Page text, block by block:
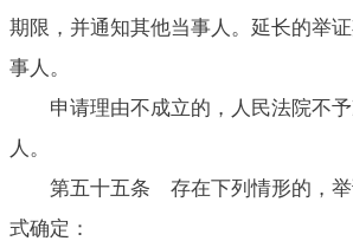
期限，并通知其他当事人。延长的举
事人。
申请理由不成立的，人民法院不
人。
第五十五条 存在下列情形的，
式确定：